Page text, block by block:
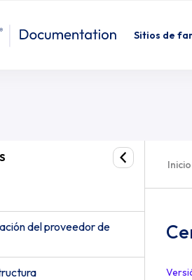
Sitios de
del proveedor de
Inicio